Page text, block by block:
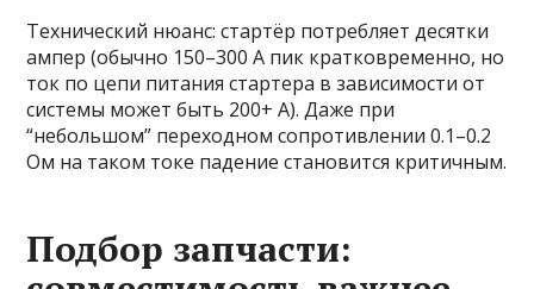
Технический нюанс: стартёр потребляет десятки
ампер (обычно 150–300 А пик кратковременно, но
ток по цепи питания стартера в зависимости от
системы может быть 200+ А). Даже при
“небольшом” переходном сопротивлении 0.1–0.2
Ом на таком токе падение становится критичным.
Подбор запчасти: